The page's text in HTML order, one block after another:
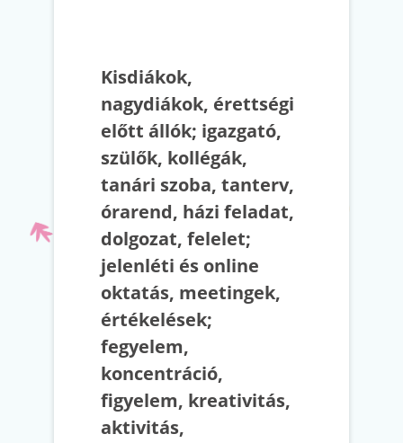
Kisdiákok,
nagydiákok, érettségi
előtt állók; igazgató,
szülők, kollégák,
tanári szoba, tanterv,
órarend, házi feladat,
dolgozat, felelet;
jelenléti és online
oktatás, meetingek,
értékelések;
fegyelem,
koncentráció,
figyelem, kreativitás,
aktivitás,